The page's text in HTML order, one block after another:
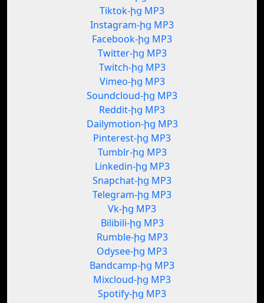
Tiktok-ից MP3
Instagram-ից MP3
Facebook-ից MP3
Twitter-ից MP3
Twitch-ից MP3
Vimeo-ից MP3
Soundcloud-ից MP3
Reddit-ից MP3
Dailymotion-ից MP3
Pinterest-ից MP3
Tumblr-ից MP3
Linkedin-ից MP3
Snapchat-ից MP3
Telegram-ից MP3
Vk-ից MP3
Bilibili-ից MP3
Rumble-ից MP3
Odysee-ից MP3
Bandcamp-ից MP3
Mixcloud-ից MP3
Spotify-ից MP3